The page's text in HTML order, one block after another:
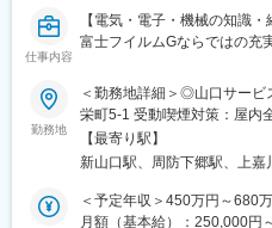
の浅い方へは、設計者のサ
験が豊富な方は得意領域やス
業務をお任せします。
■同社の特徴：
・お客様の研究開発を支援す
専門商社として、大手電機
ー、大 学・官公庁と取引を
同社の特徴です。
仕事内容
【電気・電子・機械の知識
富士フイルムGならではの充
■業務内容：
サービスエンジニアとして
います。
作業だけではなく、お客様で
ニケーション、迅速・誠実
していきます。技術者として
勤務地
＜勤務地詳細＞◎山口サービ
栄町5-1 受動喫煙対策：屋内
事業所（リモートワーク含む）
【最寄り駅】
新山口駅、周防下郷駅、上嘉
＜予定年収＞450万円～680
月額（基本給）：250,000円